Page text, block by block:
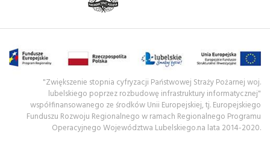
"Zwiększenie stopnia cyfryzacji Państwowej Straży Pożarnej woj.
lubelskiego poprzez rozbudowę infrastruktury informatycznej"
współfinansowanego ze środków Unii Europejskiej, tj. Europejskiego
Funduszu Rozwoju Regionalnego w ramach Regionalnego Programu
Operacyjnego Województwa Lubelskiego.na lata 2014-2020.